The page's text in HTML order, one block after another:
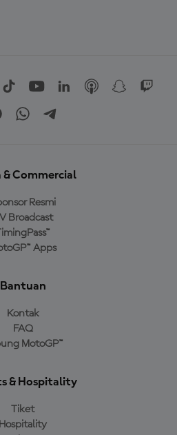
& Commercial
Resmi
Broadcast
Apps
Bantuan
Kontak
FAQ
MotoGP™
& Hospitality
Tiket
Hospitality